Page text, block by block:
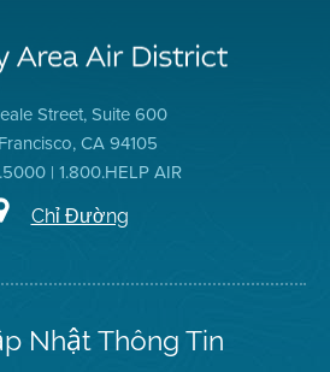
Street, Suite 600
CA 94105
| 1.800.HELP AIR
Chỉ Đường
Nhật Thông Tin